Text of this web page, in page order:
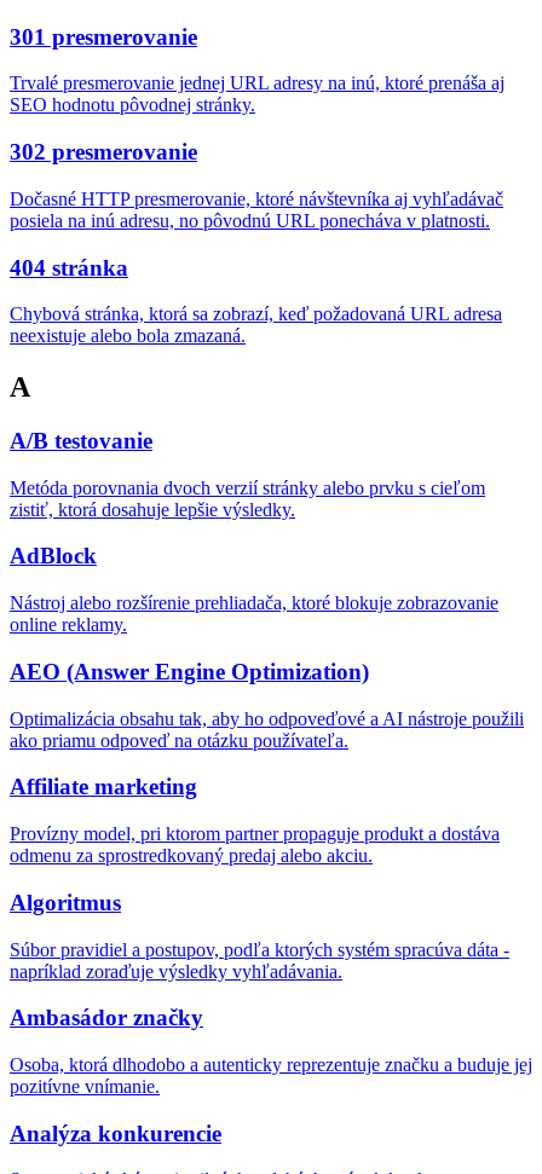
301 presmerovanie
Trvalé presmerovanie jednej URL adresy na inú, ktoré prenáša aj
SEO hodnotu pôvodnej stránky.
302 presmerovanie
Dočasné HTTP presmerovanie, ktoré návštevníka aj vyhľadávač
posiela na inú adresu, no pôvodnú URL ponecháva v platnosti.
404 stránka
Chybová stránka, ktorá sa zobrazí, keď požadovaná URL adresa
neexistuje alebo bola zmazaná.
A
A/B testovanie
Metóda porovnania dvoch verzií stránky alebo prvku s cieľom
zistiť, ktorá dosahuje lepšie výsledky.
AdBlock
Nástroj alebo rozšírenie prehliadača, ktoré blokuje zobrazovanie
online reklamy.
AEO (Answer Engine Optimization)
Optimalizácia obsahu tak, aby ho odpoveďové a AI nástroje použili
ako priamu odpoveď na otázku používateľa.
Affiliate marketing
Provízny model, pri ktorom partner propaguje produkt a dostáva
odmenu za sprostredkovaný predaj alebo akciu.
Algoritmus
Súbor pravidiel a postupov, podľa ktorých systém spracúva dáta -
napríklad zoraďuje výsledky vyhľadávania.
Ambasádor značky
Osoba, ktorá dlhodobo a autenticky reprezentuje značku a buduje jej
pozitívne vnímanie.
Analýza konkurencie